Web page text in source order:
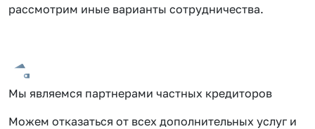
рассмотрим иные варианты сотрудничества.
Мы являемся партнерами частных кредиторов
Можем отказаться от всех дополнительных услуг и